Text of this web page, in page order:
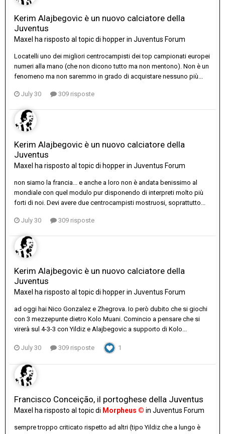
Kerim Alajbegovic è un nuovo calciatore della
Juventus
Maxel ha risposto al topic di hopperin Juventus Forum
Locatelli uno dei migliori centrocampisti dei top campionati europei
numeri alla mano (che non dicono tutto ma non mentono). Non è un
fenomeno ma non saremmo in grado di acquistare nessuno più...
July 30 309 risposte
Kerim Alajbegovic è un nuovo calciatore della
Juventus
Maxel ha risposto al topic di hopperin Juventus Forum
non siamo la francia... e anche a loro non è andata benissimo al
mondiale con quel modulo pur disponendo di interpreti molto più
forti di noi. Devi avere due centrocampisti mostruosi, soprattutto...
July 30 309 risposte
Kerim Alajbegovic è un nuovo calciatore della
Juventus
Maxel ha risposto al topic di hopperin Juventus Forum
ad oggi hai Nico Gonzalez e Zhegrova. Io però dubito che si giochi
con 3 mezzepunte dietro Kolo Muani. Comincio a pensare che si
virerà sul 4-3-3 con Yildiz e Alajbegovic a supporto di Kolo...
July 30 309 risposte 1
Francisco Conceição, il portoghese della Juventus
Maxel ha risposto al topic di Morpheus © in Juventus Forum
sempre troppo criticato rispetto ad altri (tipo Yildiz che a lungo è